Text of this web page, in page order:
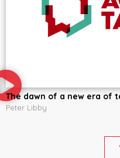
The dawn of a new era of
Peter Libby